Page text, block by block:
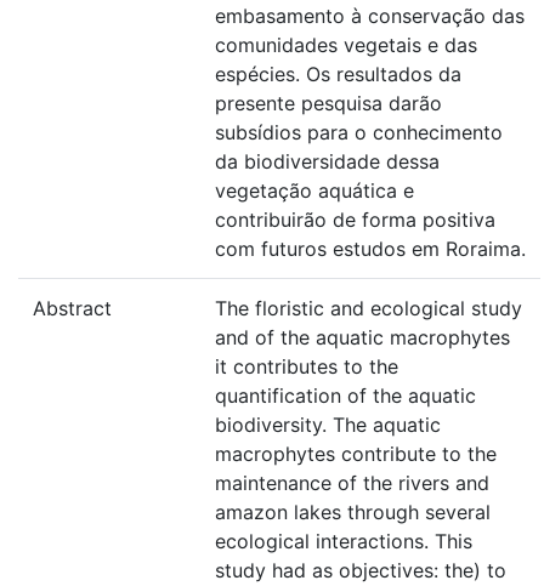
embasamento à conservação das
comunidades vegetais e das
espécies. Os resultados da
presente pesquisa darão
subsídios para o conhecimento
da biodiversidade dessa
vegetação aquática e
contribuirão de forma positiva
com futuros estudos em Roraima.
Abstract
The floristic and ecological study
and of the aquatic macrophytes
it contributes to the
quantification of the aquatic
biodiversity. The aquatic
macrophytes contribute to the
maintenance of the rivers and
amazon lakes through several
ecological interactions. This
study had as objectives: the) to